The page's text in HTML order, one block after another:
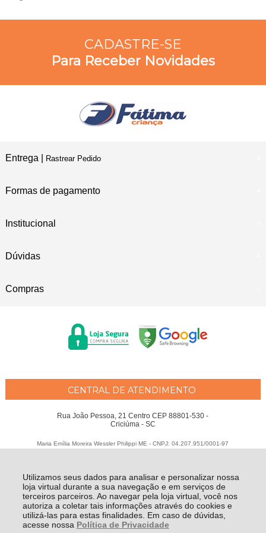
Utilizamos seus dados para analisar e personalizar nossa
loja virtual durante a sua navegação e em serviços de
terceiros parceiros. Ao navegar pela loja virtual, você nos
autoriza a coletar tais informações através do cookies e
utilizá-las para estas finalidades. Em caso de dúvidas,
acesse nossa Política de Privacidade
CADASTRE-SE
Para Receber Novidades
Entrega | Rastrear Pedido
Formas de pagamento
Institucional
Dúvidas
Compras
CENTRAL DE ATENDIMENTO
Rua João Pessoa, 21 Centro CEP 88801-530 -
Criciúma - SC
Maria Emília Moreira Wessler Philippi ME - CNPJ: 04.207.951/0001-97